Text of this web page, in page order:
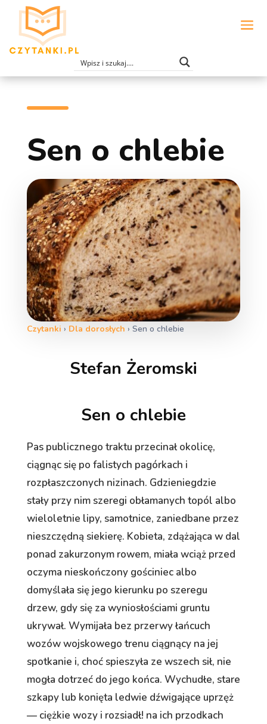
Sen o chlebie
Czytanki › Dla dorosłych › Sen o chlebie
Stefan Żeromski
Sen o chlebie
Pas publicznego traktu przecinał okolicę,
ciągnąc się po falistych pagórkach i
rozpłaszczonych nizinach. Gdzieniegdzie
stały przy nim szeregi obłamanych topól albo
wieloletnie lipy, samotnice, zaniedbane przez
nieszczędną siekierę. Kobieta, zdążająca w dal
ponad zakurzonym rowem, miała wciąż przed
oczyma nieskończony gościniec albo
domyślała się jego kierunku po szeregu
drzew, gdy się za wyniosłościami gruntu
ukrywał. Wymijała bez przerwy łańcuch
wozów wojskowego trenu ciągnący na jej
spotkanie i, choć spieszyła ze wszech sił, nie
mogła dotrzeć do jego końca. Wychudłe, stare
szkapy lub konięta ledwie dźwigające uprzęż
— ciężkie wozy i rozsiadł! na ich przodkach